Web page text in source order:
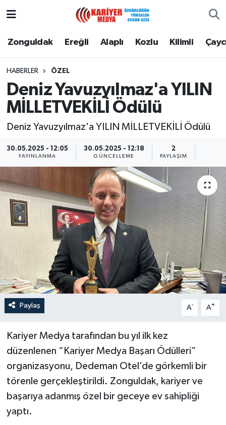
Zonguldak Ereğli Alaplı Kozlu Kilimli
HABERLER ÖZEL
Deniz Yavuzyılmaz'a YILIN
MİLLETVEKİLİ Ödülü
Deniz Yavuzyılmaz'a YILIN MİLLETVEKİLİ Ödülü
30.05.2025 - 12:05
YAYINLANMA
30.05.2025 - 12:18
GÜNCELLEME
2
PAYLAŞIM
Paylaş A- A+
Kariyer Medya tarafından bu yıl ilk kez
düzenlenen “Kariyer Medya Başarı Ödülleri”
organizasyonu, Dedeman Otel’de görkemli bir
törenle gerçekleştirildi. Zonguldak, kariyer ve
başarıya adanmış özel bir geceye ev sahipliği
yaptı.
Zonguldak
Alaplı
Kozlu
Çaycuma
Gökçebey
Devrek
Mesaj
Dergim
Zonguldak Nöbetçi Eczaneler
Zonguldak Namaz Vakitleri
Zonguldak Trafik Yoğunluk Haritası
Tüm Manşetler
Son Dakika Haberleri
Haber Arşivi